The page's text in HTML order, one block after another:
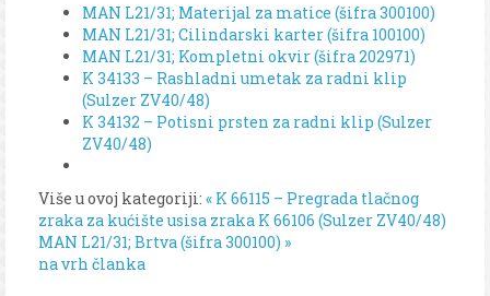
MAN L21/31; Materijal za matice (šifra 300100)
MAN L21/31; Cilindarski karter (šifra 100100)
MAN L21/31; Kompletni okvir (šifra 202971)
K 34133 – Rashladni umetak za radni klip
(Sulzer ZV40/48)
K 34132 – Potisni prsten za radni klip (Sulzer
ZV40/48)
Više u ovoj kategoriji: « K 66115 – Pregrada tlačnog
zraka za kućište usisa zraka K 66106 (Sulzer ZV40/48)
MAN L21/31; Brtva (šifra 300100) »
na vrh članka